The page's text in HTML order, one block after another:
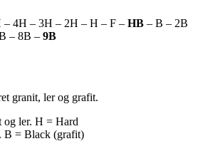
4H – 3H – 2H – H – F – HB – B – 2B
– 8B – 9B
granit, ler og grafit.
og ler. H = Hard
B = Black (grafit)